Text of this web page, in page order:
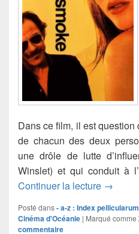
Dans ce film, il est
de chacun des deux
une drôle de lutte
Winslet) et qui conduit à
Continuer la lecture Holy
→
Posté dans- a-z : Index pellicularum
Cinéma d'Océanie | Marqué comme
commentaire